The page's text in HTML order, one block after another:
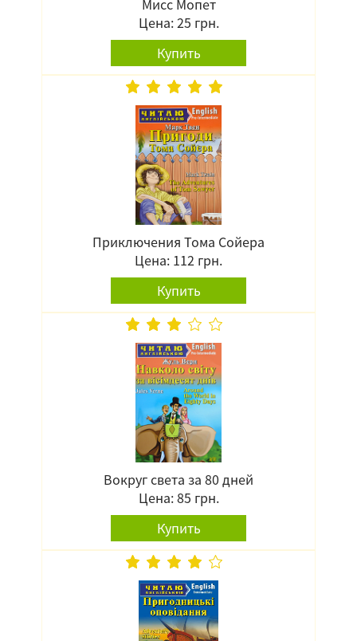
Мисс Мопет
Цена: 25 грн.
Купить
Приключения Тома Сойера
Цена: 112 грн.
Купить
Вокруг света за 80 дней
Цена: 85 грн.
Купить